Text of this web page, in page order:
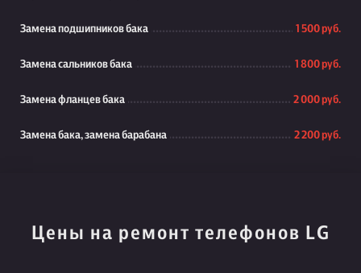
Замена подшипников бака 1 500 руб.
Замена сальников бака 1 800 руб.
Замена фланцев бака 2 000 руб.
Замена бака, замена барабана 2 200 руб.
Цены на ремонт телефонов LG